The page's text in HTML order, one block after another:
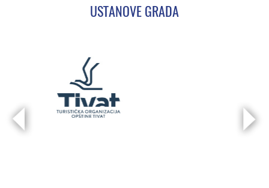
USTANOVE GRADA